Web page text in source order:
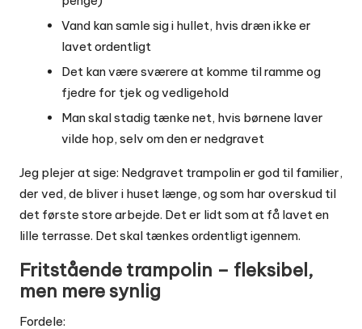
Vand kan samle sig i hullet, hvis dræn ikke er
lavet ordentligt
Det kan være sværere at komme til ramme og
fjedre for tjek og vedligehold
Man skal stadig tænke net, hvis børnene laver
vilde hop, selv om den er nedgravet
Jeg plejer at sige: Nedgravet trampolin er god til familier,
der ved, de bliver i huset længe, og som har overskud til
det første store arbejde. Det er lidt som at få lavet en
lille terrasse. Det skal tænkes ordentligt igennem.
Fritstående trampolin – fleksibel,
men mere synlig
Fordele: